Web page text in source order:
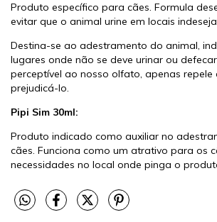
Produto específico para cães. Formula
evitar que o animal urine em locais
Destina-se ao adestramento do animal,
lugares onde não se deve urinar ou
perceptível ao nosso olfato, apenas repele
prejudicá-lo.
Pipi Sim 30ml:
Produto indicado como auxiliar no
cães. Funciona como um atrativo para os
necessidades no local onde pinga o